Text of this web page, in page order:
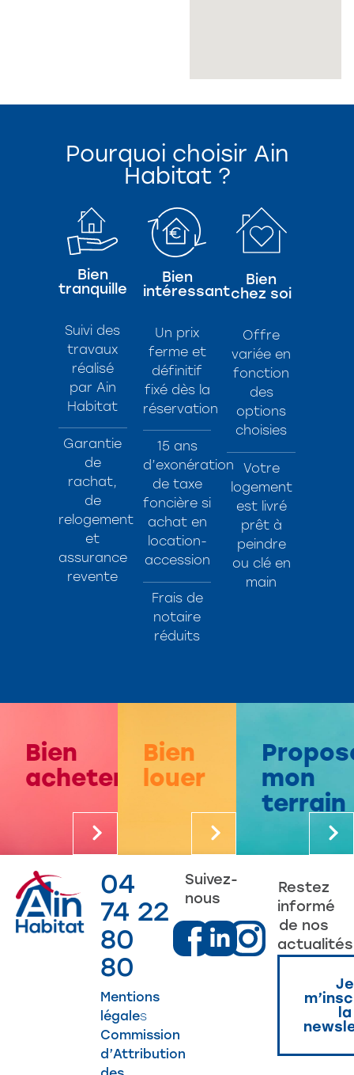
Pourquoi choisir Ain
Habitat ?
Bien
tranquille
Suivi des
travaux
réalisé
par Ain
Habitat
Garantie
de
rachat,
de
relogement
et
assurance
revente
Bien
intéressant
Un prix
ferme et
définitif
fixé dès la
réservation
15 ans
d’exonération
de taxe
foncière si
achat en
location-
accession
Frais de
notaire
réduits
Bien
chez soi
Offre
variée en
fonction
des
options
choisies
Votre
logement
est livré
prêt à
peindre
ou clé en
main
Bien
acheter
Bien
louer
mon
terrain
04
74 22
80
80
Mentions
légales
Commission
d’Attribution
Suivez-
nous
Restez
informé
de nos
actualités
Je
la